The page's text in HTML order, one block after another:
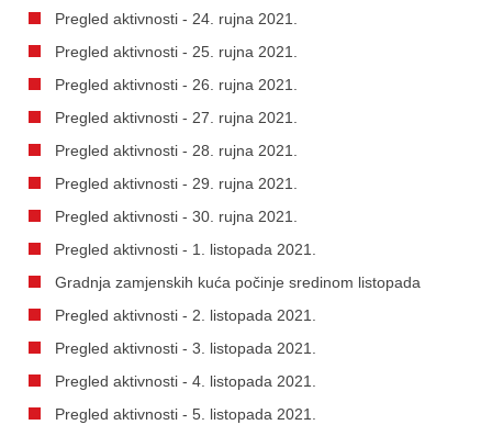
Pregled aktivnosti - 24. rujna 2021.
Pregled aktivnosti - 25. rujna 2021.
Pregled aktivnosti - 26. rujna 2021.
Pregled aktivnosti - 27. rujna 2021.
Pregled aktivnosti - 28. rujna 2021.
Pregled aktivnosti - 29. rujna 2021.
Pregled aktivnosti - 30. rujna 2021.
Pregled aktivnosti - 1. listopada 2021.
Gradnja zamjenskih kuća počinje sredinom listopada
Pregled aktivnosti - 2. listopada 2021.
Pregled aktivnosti - 3. listopada 2021.
Pregled aktivnosti - 4. listopada 2021.
Pregled aktivnosti - 5. listopada 2021.